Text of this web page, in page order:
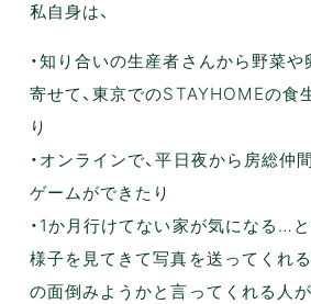
私自身は、
・知り合いの生産者さんから野菜や
寄せて、東京でのSTAYHOMEの食
り
・オンラインで、平日夜から房総仲
ゲームができたり
・1か月行けてない家が気になる…
様子を見てきて写真を送ってくれ
の面倒みようかと言ってくれる人